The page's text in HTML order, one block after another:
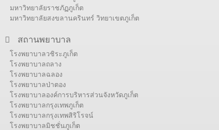
มหาวิทยาลัยราชภัฏภูเก็ต
มหาวิทยาลัยสงขลานครินทร์ วิทยาเขตภูเก็ต
สถานพยาบาล
โรงพยาบาลวชิระภูเก็ต
โรงพยาบาลถลาง
โรงพยาบาลฉลอง
โรงพยาบาลป่าตอง
โรงพยาบาลองค์การบริหารส่วนจังหวัดภูเก็ต
โรงพยาบาลกรุงเทพภูเก็ต
โรงพยาบาลกรุงเทพสิริโรจน์
โรงพยาบาลมิชชั่นภูเก็ต